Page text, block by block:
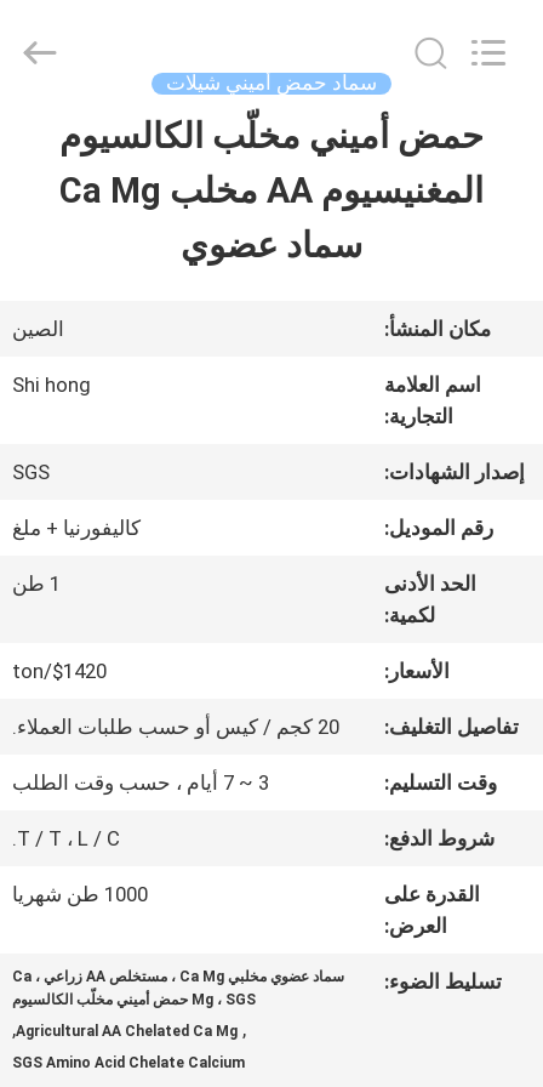
الصفحة
الرئيسية
أشرطة
معلومات
في
المعمل
مراقبة
الجودة
Sichuan
Shihong
سماد حمض أميني شيلات
حمض أميني مخلّب الكالسيوم
المغنيسيوم AA مخلب Ca Mg
سماد عضوي
مكان المنشأ: الصين
اسم العلامة
التجارية:
Shi hong
إصدار الشهادات: SGS
رقم الموديل: كاليفورنيا + ملغ
الحد الأدنى
لكمية:
1 طن
الأسعار: $1420/ton
تفاصيل التغليف: 20 كجم / كيس أو حسب طلبات العملاء.
وقت التسليم: 3 ~ 7 أيام ، حسب وقت الطلب
شروط الدفع: T / T ، L / C.
القدرة على
العرض:
1000 طن شهريا
تسليط الضوء:
سماد عضوي مخلبي Ca Mg ، مستخلص AA زراعي ، Ca
Mg ، SGS حمض أميني مخلّب الكالسيوم
,
Agricultural AA Chelated Ca Mg
,
SGS Amino Acid Chelate Calcium